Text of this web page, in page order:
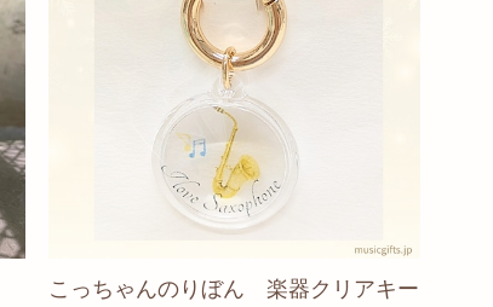
こっちゃんのりぼん 楽器クリアキー